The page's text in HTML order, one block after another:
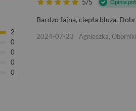
2
0
0
0
0
5/5 Opinia
Bardzo fajna, ciepła bluza.
2024-07-23 Agnieszka, Oborniki